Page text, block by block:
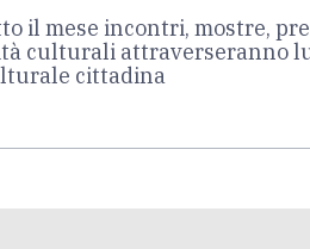
il mese incontri, mostre,
culturali attraverseranno
cittadina